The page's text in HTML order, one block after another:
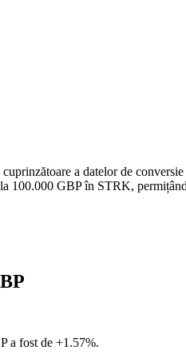
a datelor de
100.000 GBP în STRK,
a fost de +1.57%.